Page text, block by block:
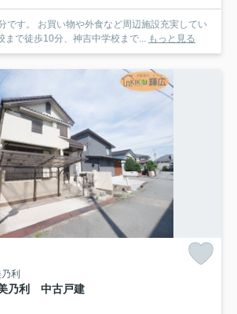
です。 お買い物や外食など周辺施設充実してい
まで徒歩10分、神吉中学校まで...
もっと見る
利
乃利 中古戸建